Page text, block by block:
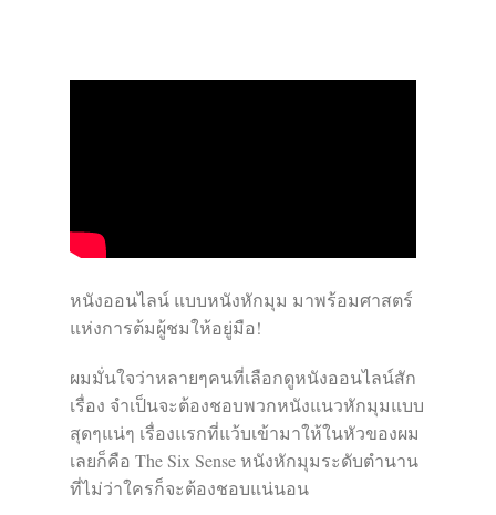
หนังออนไลน์ แบบหนังหักมุม มาพร้อมศาสตร์
แห่งการต้มผู้ชมให้อยู่มือ!
ผมมั่นใจว่าหลายๆคนที่เลือกดูหนังออนไลน์สัก
เรื่อง จำเป็นจะต้องชอบพวกหนังแนวหักมุมแบบ
สุดๆแน่ๆ เรื่องแรกที่แว้บเข้ามาให้ในหัวของผม
เลยก็คือ The Six Sense หนังหักมุมระดับตำนาน
ที่ไม่ว่าใครก็จะต้องชอบแน่นอน